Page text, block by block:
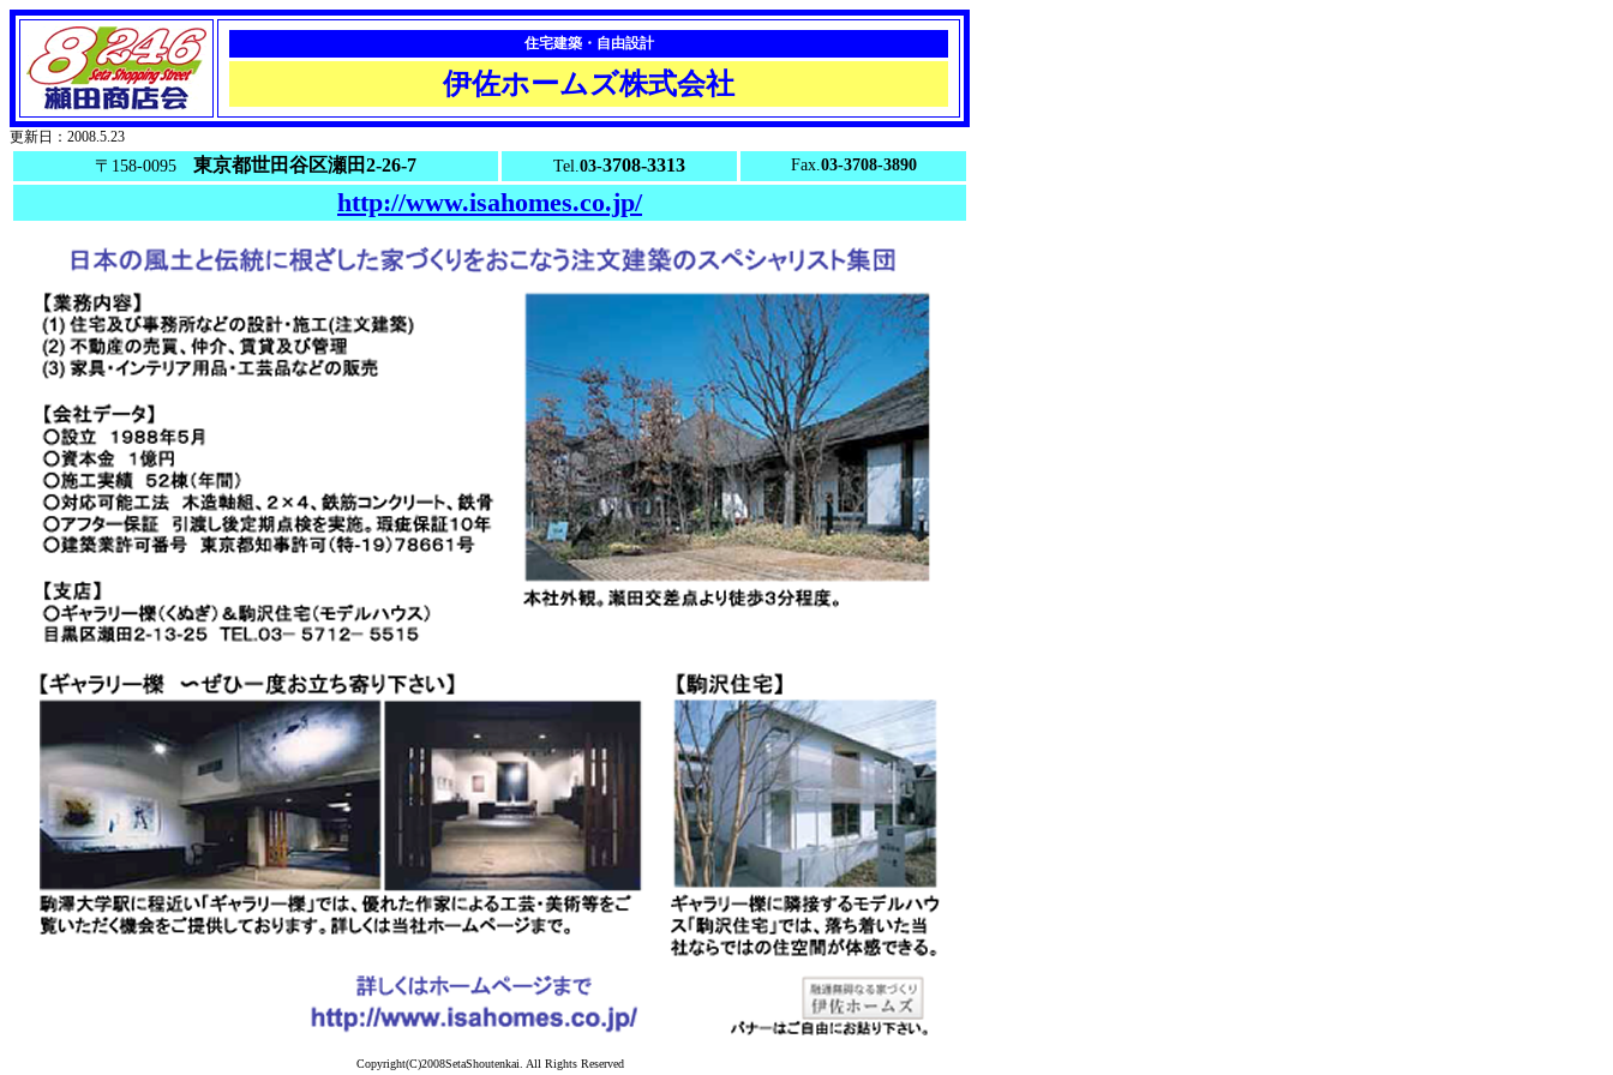
住宅建築・自由設計
伊佐ホームズ株式会社
更新日：2008.5.23
〒158-0095 東京都世田谷区瀬田2-26-7 Tel.03-3708-3313 Fax.03-3708-3890
http://www.isahomes.co.jp/
Copyright(C)2008SetaShoutenkai. All Rights Reserved